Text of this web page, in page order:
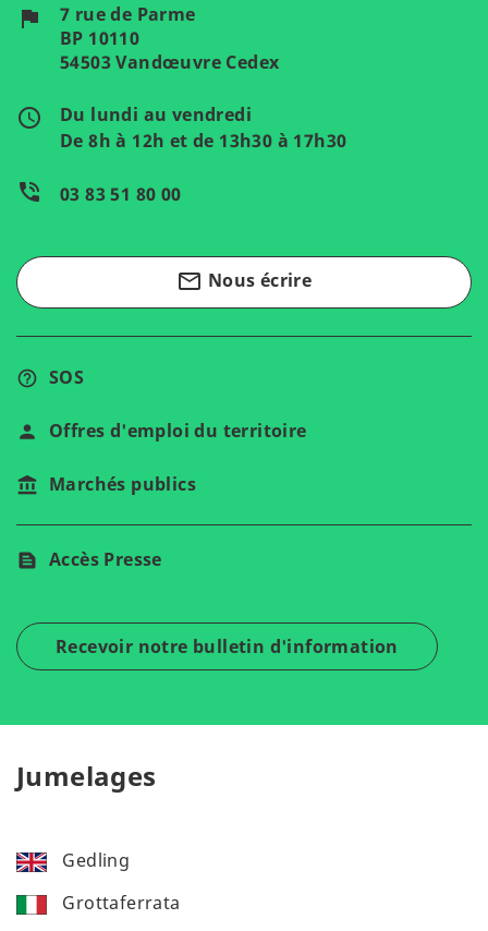
flag
7 rue de Parme
BP 10110
54503 Vandœuvre Cedex
access_time
Du lundi au vendredi
De 8h à 12h et de 13h30 à 17h30
phone_in_talk 03 83 51 80 00
mail_outline Nous écrire
SOS
Offres d'emploi du territoire
Marchés publics
Accès Presse
Recevoir notre bulletin d'information
Jumelages
Gedling
Grottaferrata